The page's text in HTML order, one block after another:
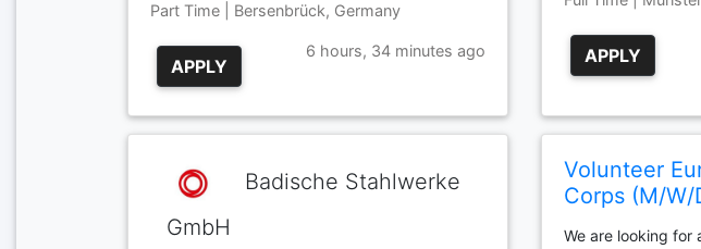
Part Time | Bersenbrück, Germany
APPLY
6 hours, 34 minutes ago APPLY
Badische Stahlwerke
GmbH
Volunteer
Corps (M/W/
We are looking for